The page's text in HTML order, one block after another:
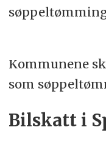
Kommunene
som
Bilskatt i